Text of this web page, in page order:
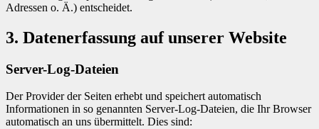
Adressen o. Ä.) entscheidet.
3. Datenerfassung auf unserer Website
Server-Log-Dateien
Der Provider der Seiten erhebt und speichert automatisch
Informationen in so genannten Server-Log-Dateien, die Ihr Browser
automatisch an uns übermittelt. Dies sind: